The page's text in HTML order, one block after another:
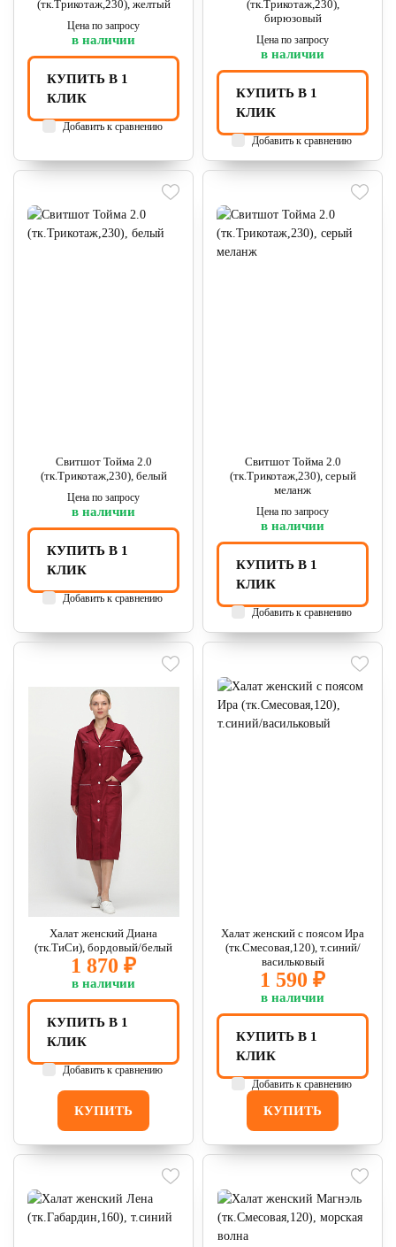
(тк.Трикотаж,230), желтый
Цена по запросу
в наличии
КУПИТЬ В 1
КЛИК
Добавить к сравнению
(тк.Трикотаж,230),
бирюзовый
Цена по запросу
в наличии
КУПИТЬ В 1
КЛИК
Добавить к сравнению
Свитшот Тойма 2.0
(тк.Трикотаж,230), белый
Цена по запросу
в наличии
КУПИТЬ В 1
КЛИК
Добавить к сравнению
Свитшот Тойма 2.0
(тк.Трикотаж,230), серый
меланж
Цена по запросу
в наличии
КУПИТЬ В 1
КЛИК
Добавить к сравнению
Халат женский Диана
(тк.ТиСи), бордовый/белый
1 870 ₽
в наличии
КУПИТЬ
КУПИТЬ В 1
КЛИК
Добавить к сравнению
Халат женский с поясом Ира
(тк.Смесовая,120), т.синий/
васильковый
1 590 ₽
в наличии
КУПИТЬ
КУПИТЬ В 1
КЛИК
Добавить к сравнению